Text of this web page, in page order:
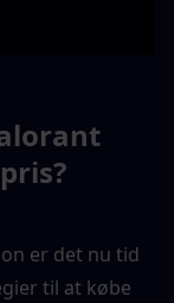
er det nu tid
til at købe